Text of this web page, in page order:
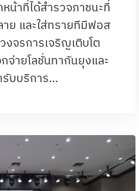
น้าที่ได้สำรวจภาชนะที่
ย และใส่ทรายทีมีฟอส
จรการเจริญเติบโต
จ่ายโลชั่นทากันยุงและ
รับบริการ…